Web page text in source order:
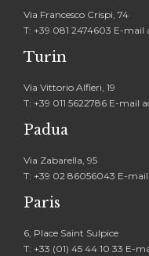
Via Francesco Crispi, 74
T: +39 081 2474603 E-mail
Turin
Via Vittorio Alfieri, 19
T: +39 011 5622786 E-mail
Padua
Via Zabarella, 95
T: +39 02 86056043 E-mail
Paris
6, Place Saint Sulpice
T: +33 (01) 45 44 10 33 E-